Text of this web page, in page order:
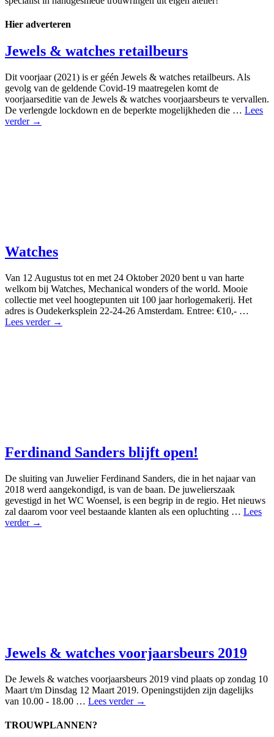
Hier adverteren
Jewels & watches retailbeurs
Dit voorjaar (2021) is er géén Jewels & watches retailbeurs. Als
gevolg van de geldende Covid-19 maatregelen komt de
voorjaarseditie van de Jewels & watches voorjaarsbeurs te vervallen.
De verlengde lockdown en de beperkte mogelijkheden die … Lees
verder →
Watches
Van 12 Augustus tot en met 24 Oktober 2020 bent u van harte
welkom bij Watches, Mechanical wonders of the world. Mooie
collectie met veel hoogtepunten uit 100 jaar horlogemakerij. Het
adres is Oudekerksplein 22-24-26 Amsterdam. Entree: €10,- …
Lees verder →
Ferdinand Sanders blijft open!
De sluiting van Juwelier Ferdinand Sanders, die in het najaar van
2018 werd aangekondigd, is van de baan. De juwelierszaak
gevestigd in het WC Woensel, is een begrip in de regio. Het nieuws
zal daarom voor veel bestaande klanten als een opluchting … Lees
verder →
Jewels & watches voorjaarsbeurs 2019
De Jewels & watches voorjaarsbeurs 2019 vind plaats op zondag 10
Maart t/m Dinsdag 12 Maart 2019. Openingstijden zijn dagelijks
van 10.00 - 18.00 … Lees verder →
TROUWPLANNEN?